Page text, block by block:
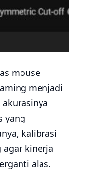
mouse
menjadi
yang
kalibrasi
agar kinerja
alas.